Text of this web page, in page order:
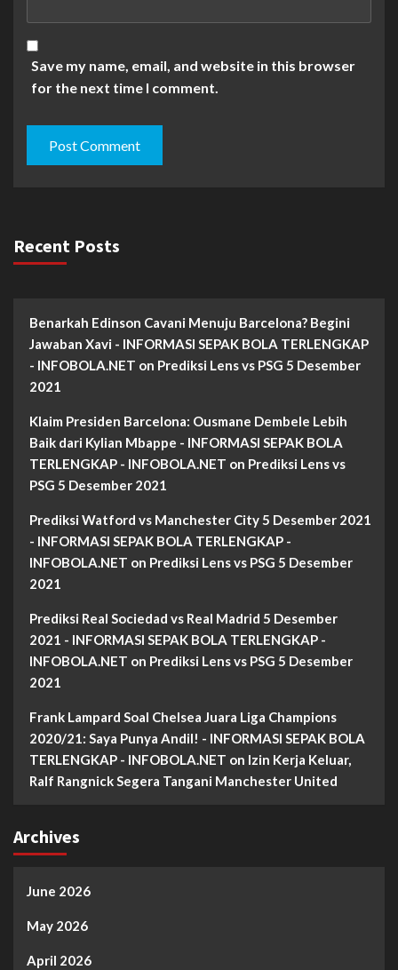
Save my name, email, and website in this browser
for the next time I comment.
Recent Posts
Benarkah Edinson Cavani Menuju Barcelona? Begini
Jawaban Xavi - INFORMASI SEPAK BOLA TERLENGKAP
- INFOBOLA.NET on Prediksi Lens vs PSG 5 Desember
2021
Klaim Presiden Barcelona: Ousmane Dembele Lebih
Baik dari Kylian Mbappe - INFORMASI SEPAK BOLA
TERLENGKAP - INFOBOLA.NET on Prediksi Lens vs
PSG 5 Desember 2021
Prediksi Watford vs Manchester City 5 Desember 2021
- INFORMASI SEPAK BOLA TERLENGKAP -
INFOBOLA.NET on Prediksi Lens vs PSG 5 Desember
2021
Prediksi Real Sociedad vs Real Madrid 5 Desember
2021 - INFORMASI SEPAK BOLA TERLENGKAP -
INFOBOLA.NET on Prediksi Lens vs PSG 5 Desember
2021
Frank Lampard Soal Chelsea Juara Liga Champions
2020/21: Saya Punya Andil! - INFORMASI SEPAK BOLA
TERLENGKAP - INFOBOLA.NET on Izin Kerja Keluar,
Ralf Rangnick Segera Tangani Manchester United
Archives
June 2026
May 2026
April 2026